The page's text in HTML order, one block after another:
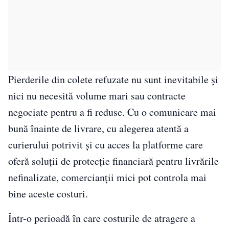
Pierderile din colete refuzate nu sunt inevitabile și
nici nu necesită volume mari sau contracte
negociate pentru a fi reduse. Cu o comunicare mai
bună înainte de livrare, cu alegerea atentă a
curierului potrivit și cu acces la platforme care
oferă soluții de protecție financiară pentru livrările
nefinalizate, comercianții mici pot controla mai
bine aceste costuri.
Într-o perioadă în care costurile de atragere a